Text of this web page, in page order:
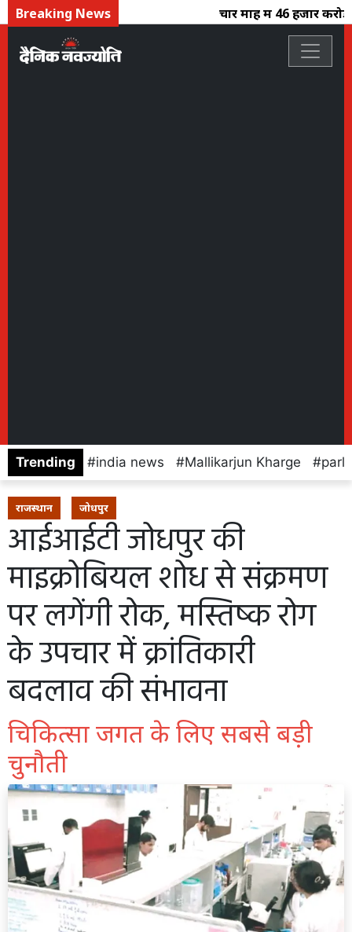
Breaking News चार माह में 46 हजार
Trending india news Mallikarjun Kharge
राजस्थान जोधपुर
आईआईटी जोधपुर की
माइक्रोबियल शोध से संक्रमण
पर लगेंगी रोक, मस्तिष्क रोग
के उपचार में क्रांतिकारी
बदलाव की संभावना
चिकित्सा जगत के लिए सबसे बड़ी
चुनौती